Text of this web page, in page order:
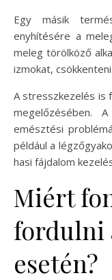
Egy másik
enyhítésére a
meleg törölköző
izmokat,
A stresszkezelés is
megelőzésében.
emésztési
például a
hasi fájdalom
Miért
fordulni
esetén?